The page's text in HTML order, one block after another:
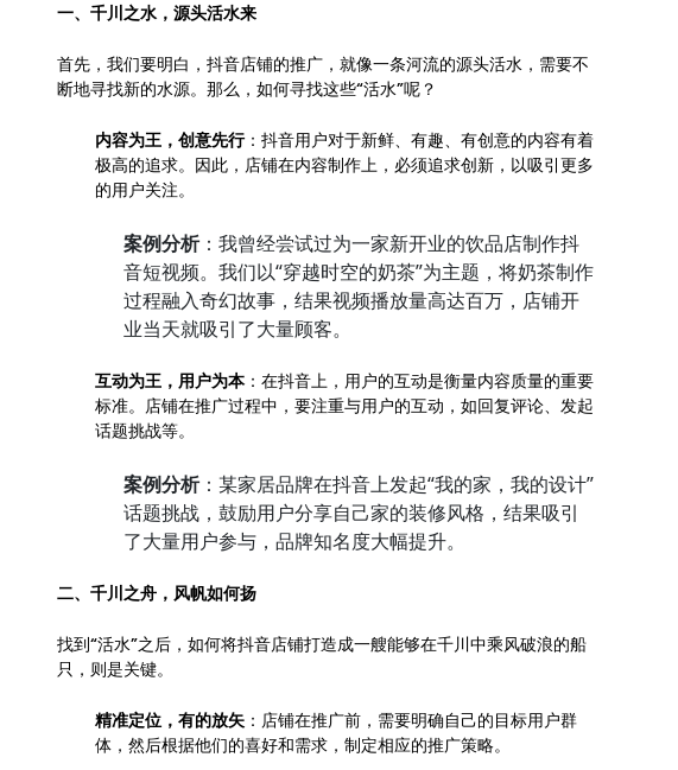
一、千川之水，源头活水来
首先，我们要明白，抖音店铺的推广，就像一条河流的源头活水，需要不
断地寻找新的水源。那么，如何寻找这些“活水”呢？
内容为王，创意先行：抖音用户对于新鲜、有趣、有创意的内容有着
极高的追求。因此，店铺在内容制作上，必须追求创新，以吸引更多
的用户关注。
案例分析：我曾经尝试过为一家新开业的饮品店制作抖
音短视频。我们以“穿越时空的奶茶”为主题，将奶茶制作
过程融入奇幻故事，结果视频播放量高达百万，店铺开
业当天就吸引了大量顾客。
互动为王，用户为本：在抖音上，用户的互动是衡量内容质量的重要
标准。店铺在推广过程中，要注重与用户的互动，如回复评论、发起
话题挑战等。
案例分析：某家居品牌在抖音上发起“我的家，我的设计”
话题挑战，鼓励用户分享自己家的装修风格，结果吸引
了大量用户参与，品牌知名度大幅提升。
二、千川之舟，风帆如何扬
找到“活水”之后，如何将抖音店铺打造成一艘能够在千川中乘风破浪的船
只，则是关键。
精准定位，有的放矢 ：店铺在推广前，需要明确自己的目标用户群
体，然后根据他们的喜好和需求，制定相应的推广策略。